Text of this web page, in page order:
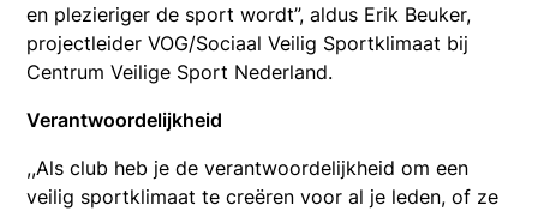
en plezieriger de sport wordt”, aldus Erik Beuker,
projectleider VOG/Sociaal Veilig Sportklimaat bij
Centrum Veilige Sport Nederland.
Verantwoordelijkheid
,,Als club heb je de verantwoordelijkheid om een
veilig sportklimaat te creëren voor al je leden, of ze